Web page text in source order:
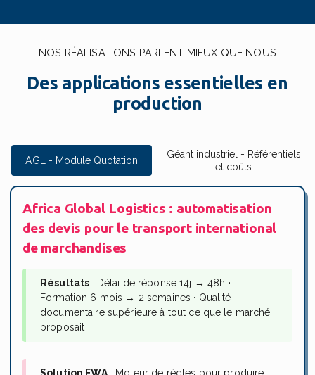
NOS RÉALISATIONS PARLENT MIEUX QUE NOUS
Des applications essentielles en
production
AGL - Module Quotation
Géant industriel - Référentiels
et coûts
Africa Global Logistics : automatisation
des devis pour le transport international
de marchandises​
Résultats : Délai de réponse 14j → 48h ·
Formation 6 mois → 2 semaines · Qualité
documentaire supérieure à tout ce que le marché
proposait​